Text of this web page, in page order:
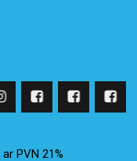
PVN 21%